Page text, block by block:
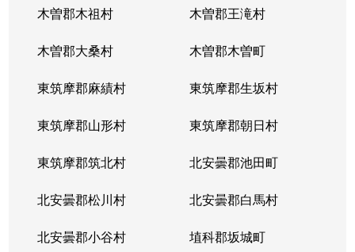
木曽郡木祖村 木曽郡王滝村
木曽郡大桑村 木曽郡木曽町
東筑摩郡麻績村 東筑摩郡生坂村
東筑摩郡山形村 東筑摩郡朝日村
東筑摩郡筑北村 北安曇郡池田町
北安曇郡松川村 北安曇郡白馬村
北安曇郡小谷村 埴科郡坂城町